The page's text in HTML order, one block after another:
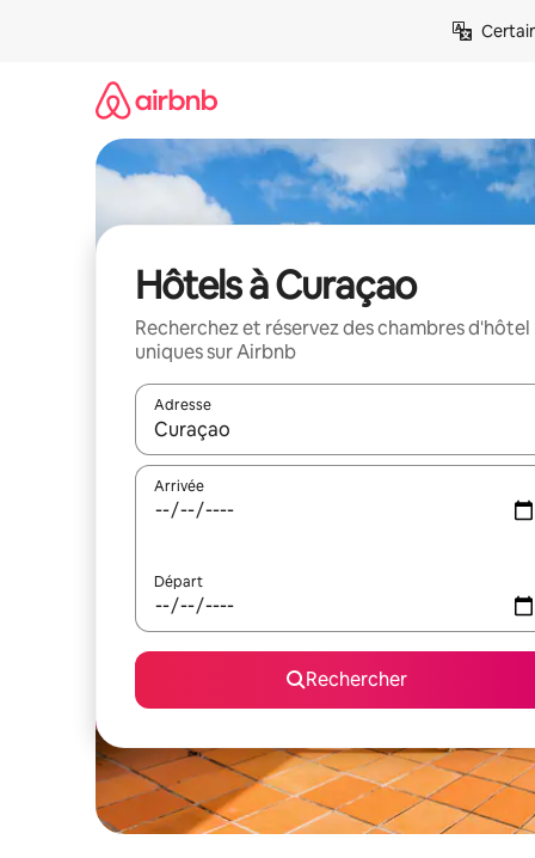
Hôtels à Curaçao
Recherchez et réservez des chambres d'hôtel
uniques sur Airbnb
Adresse
Lorsque les résultats s'affichent, utilisez les
Arrivée
Départ
Rechercher